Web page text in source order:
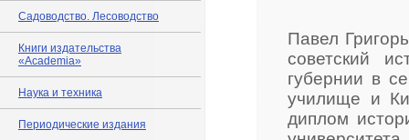
Садоводство. Лесоводство
Книги издательства
«Academia»
Наука и техника
Периодические издания
Павел
советский
губернии в
училище и
диплом